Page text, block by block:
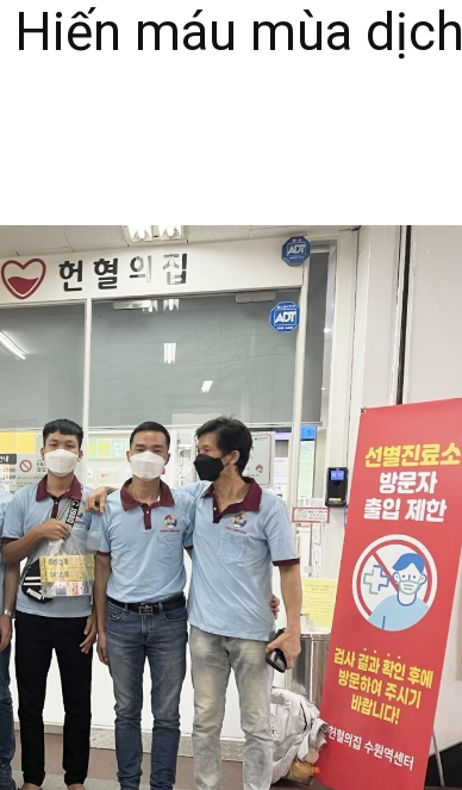
Phật
Quang
Hiến máu mùa dịch